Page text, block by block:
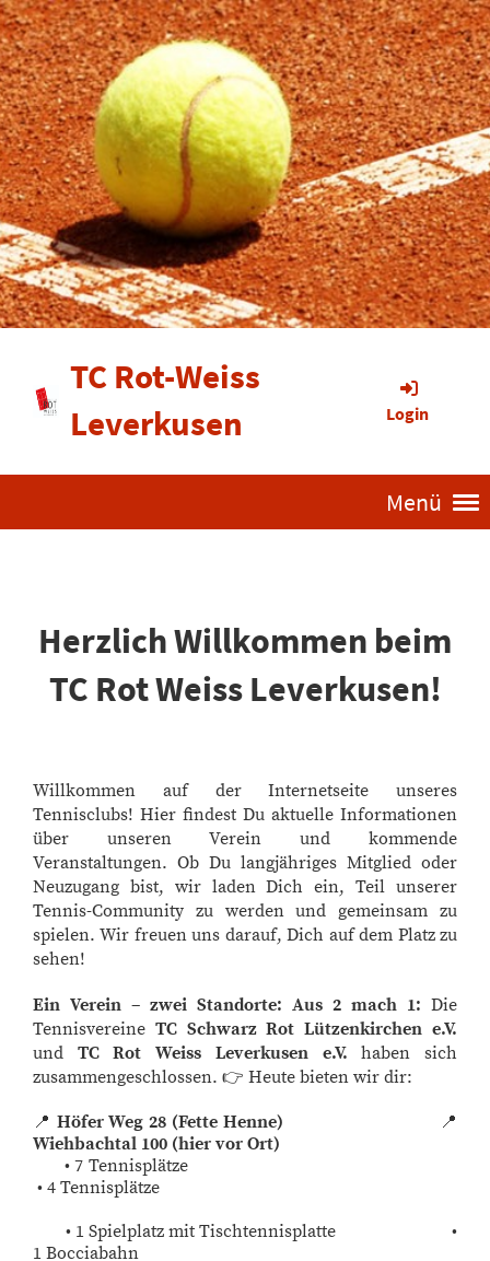
TC Rot-Weiss
Leverkusen
Login
Menü
Herzlich Willkommen beim
TC Rot Weiss Leverkusen!
Willkommen auf der Internetseite unseres
Tennisclubs! Hier findest Du aktuelle Informationen
über unseren Verein und kommende
Veranstaltungen. Ob Du langjähriges Mitglied oder
Neuzugang bist, wir laden Dich ein, Teil unserer
Tennis-Community zu werden und gemeinsam zu
spielen. Wir freuen uns darauf, Dich auf dem Platz zu
sehen!
Ein Verein – zwei Standorte: Aus 2 mach 1: Die
Tennisvereine TC Schwarz Rot Lützenkirchen e.V.
und TC Rot Weiss Leverkusen e.V.haben sich
zusammengeschlossen. 👉 Heute bieten wir dir:
📍 Höfer Weg 28 (Fette Henne) 📍
Wiehbachtal 100 (hier vor Ort)
• 7 Tennisplätze
• 4 Tennisplätze
• 1 Spielplatz mit Tischtennisplatte
•
1 Bocciabahn